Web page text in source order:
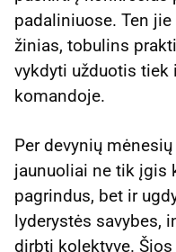
padaliniuose. Ten
žinias, tobulins
vykdyti užduotis tiek
komandoje.
Per devynių
jaunuoliai ne tik įgis
pagrindus, bet ir
lyderystės savybes,
dirbti kolektyve.